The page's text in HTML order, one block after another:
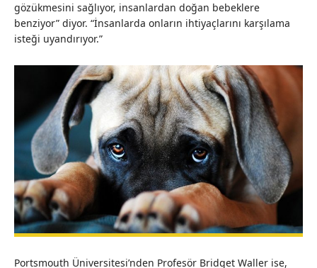
gözükmesini sağlıyor, insanlardan doğan bebeklere
benziyor” diyor. “İnsanlarda onların ihtiyaçlarını karşılama
isteği uyandırıyor.”
Portsmouth Üniversitesi’nden Profesör Bridget Waller ise,